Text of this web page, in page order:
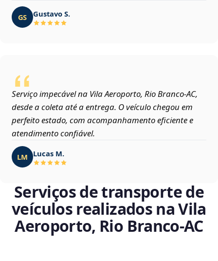
GS Gustavo S.
Serviço impecável na Vila Aeroporto, Rio Branco‑AC,
desde a coleta até a entrega. O veículo chegou em
perfeito estado, com acompanhamento eficiente e
atendimento confiável.
LM Lucas M.
Serviços de transporte de
veículos realizados na Vila
Aeroporto, Rio Branco‑AC